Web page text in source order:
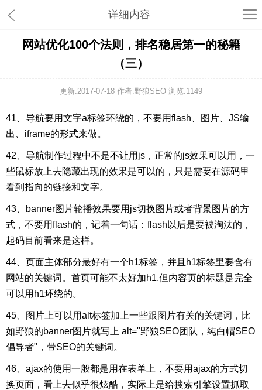
详细内容
网站优化100个法则，排名稳居第一的秘籍
（三）
更新:2017-07-18 作者:野狼SEO 浏览:1149
41、导航要用文字a标签环绕的，不要用flash、图片、JS输
出、iframe的形式来做。
42、导航制作过程中不是不让用js，正常的js效果可以用，一
些鼠标放上去隐藏出现的效果是可以的，只是需要在源码里
看到指向的链接和文字。
43、banner图片轮播效果要用js切换图片或者背景图片的方
式，不要用flash的，记着一句话：flash以后是要被淘汰的，
起码目前看来是这样。
44、页面主体部分最好有一个h1标签，并且h1标签里要含有
网站的关键词。首页可能不太好加h1,但内容页的标题是完全
可以用h1环绕的。
45、图片上可以用alt标签加上一些跟图片有关的关键词，比
如野狼的banner图片就写上 alt="野狼SEO团队，纯白帽SEO
倡导者"，带SEO的关键词。
46、ajax的使用一般都是用在表单上，不要用ajax的方式切
换页面，看上去似乎很炫酷，实际上是给搜索引擎设置抓取